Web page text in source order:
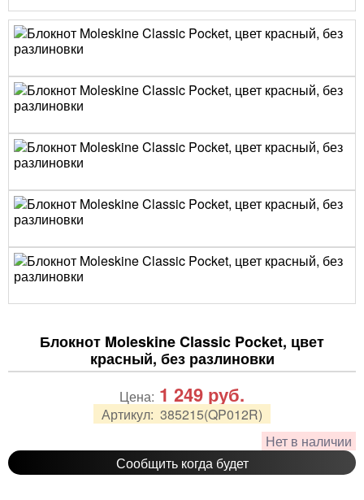
Блокнот Moleskine Classic Pocket, цвет
красный, без разлиновки
Артикул: 385215(QP012R)
Нет в наличии
Сообщить когда будет
Цена: 1 249 руб.